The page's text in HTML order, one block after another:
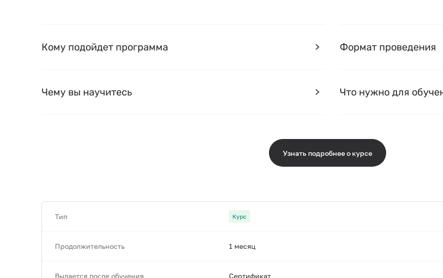
Кому подойдет программа
Чему вы научитесь
Формат проведения
Что нужно для
Узнать подробнее о курсе
Тип Курс
Продолжительность 1 месяц
Выдается после обучения Сертификат